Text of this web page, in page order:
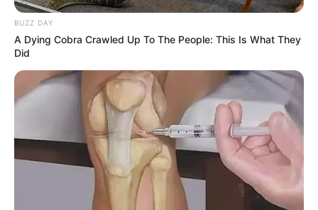
BUZZ DAY
A Dying Cobra Crawled Up To The People: This Is What They
Did